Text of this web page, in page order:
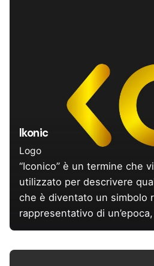
Ikonic
Logo
“Iconico” è un termine che
utilizzato per descrivere
che è diventato un simbolo
rappresentativo di